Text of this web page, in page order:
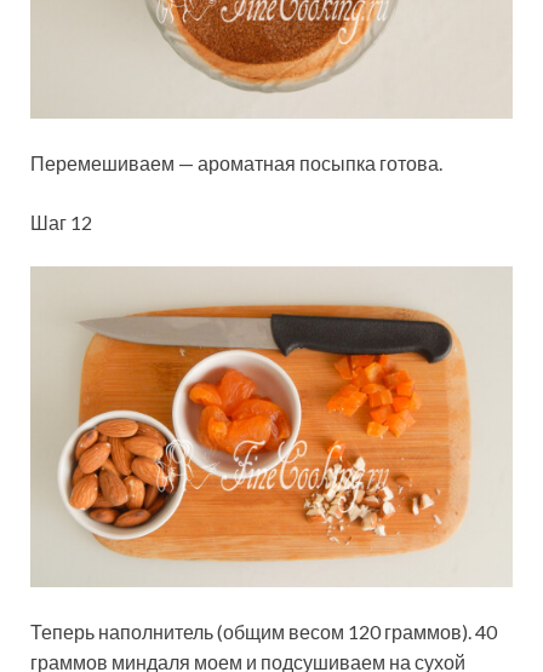
Перемешиваем — ароматная посыпка готова.
Шаг 12
Теперь наполнитель (общим весом 120 граммов). 40
граммов миндаля моем и подсушиваем на сухой